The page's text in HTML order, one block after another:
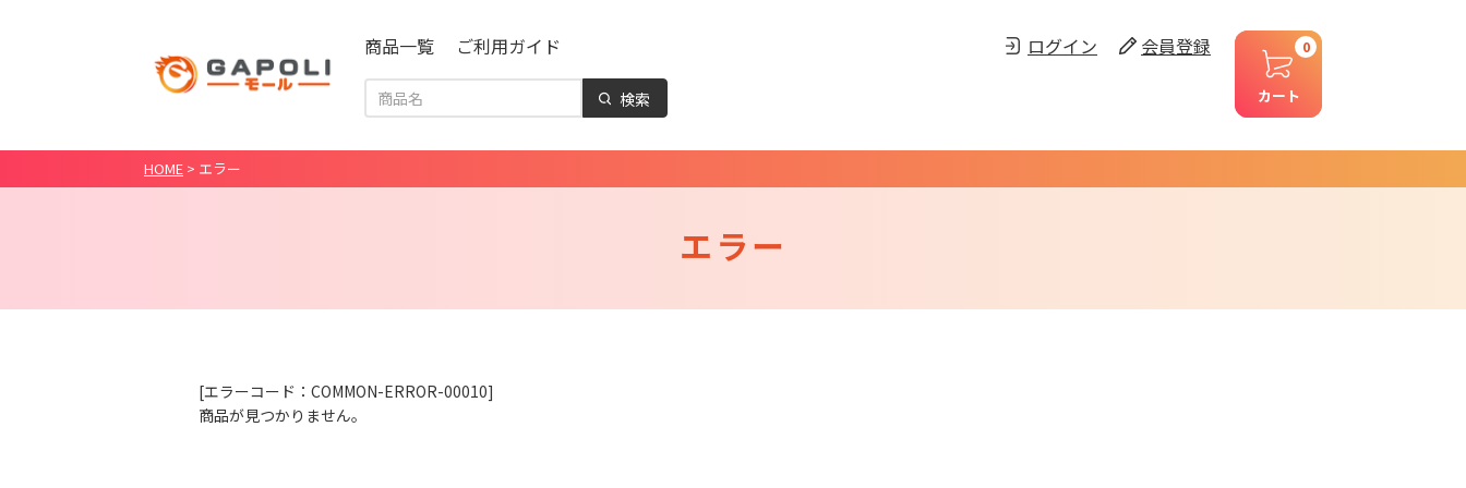
商品一覧 ご利用ガイド
検索
ログイン 会員登録
カート
0
HOME > エラー
エラー
[エラーコード：COMMON-ERROR-00010]
商品が見つかりません。